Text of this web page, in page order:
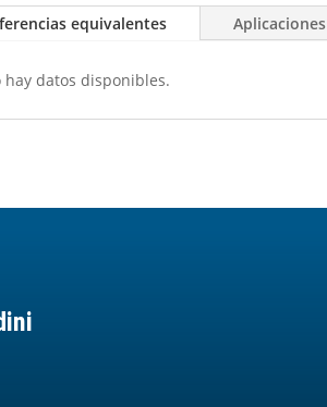
equivalentes Aplicaciones
hay datos disponibles.